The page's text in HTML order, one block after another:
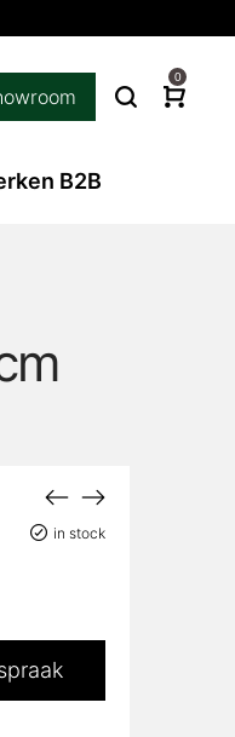
0
B2B
in stock